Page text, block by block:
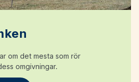
om det mesta som rör
omgivningar.